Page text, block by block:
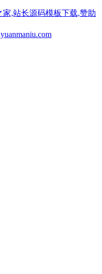
,站长源码模板下载,赞助